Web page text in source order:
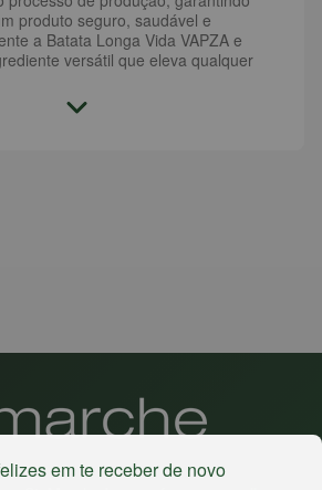
produto seguro, saudável e
a Batata Longa Vida VAPZA e
versátil que eleva qualquer
em te receber de novo